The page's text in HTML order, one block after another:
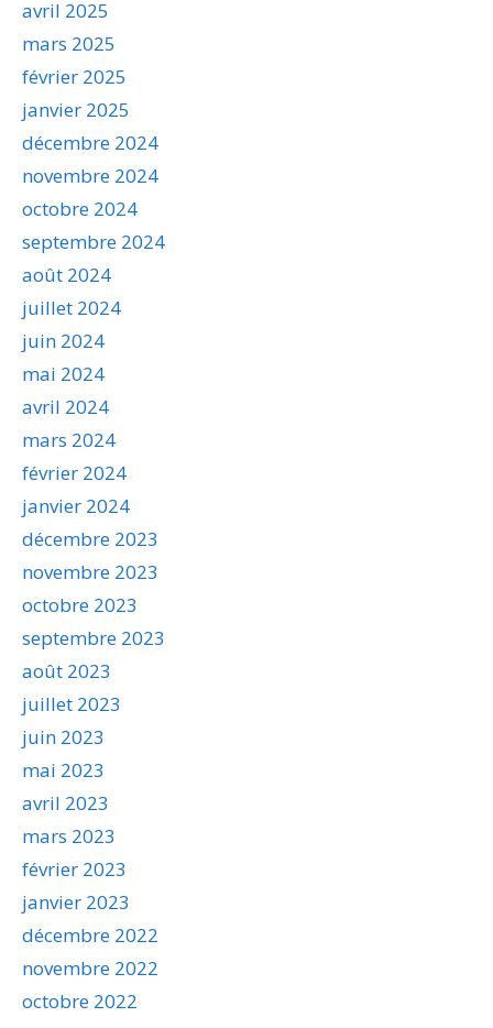
avril 2025
mars 2025
février 2025
janvier 2025
décembre 2024
novembre 2024
octobre 2024
septembre 2024
août 2024
juillet 2024
juin 2024
mai 2024
avril 2024
mars 2024
février 2024
janvier 2024
décembre 2023
novembre 2023
octobre 2023
septembre 2023
août 2023
juillet 2023
juin 2023
mai 2023
avril 2023
mars 2023
février 2023
janvier 2023
décembre 2022
novembre 2022
octobre 2022